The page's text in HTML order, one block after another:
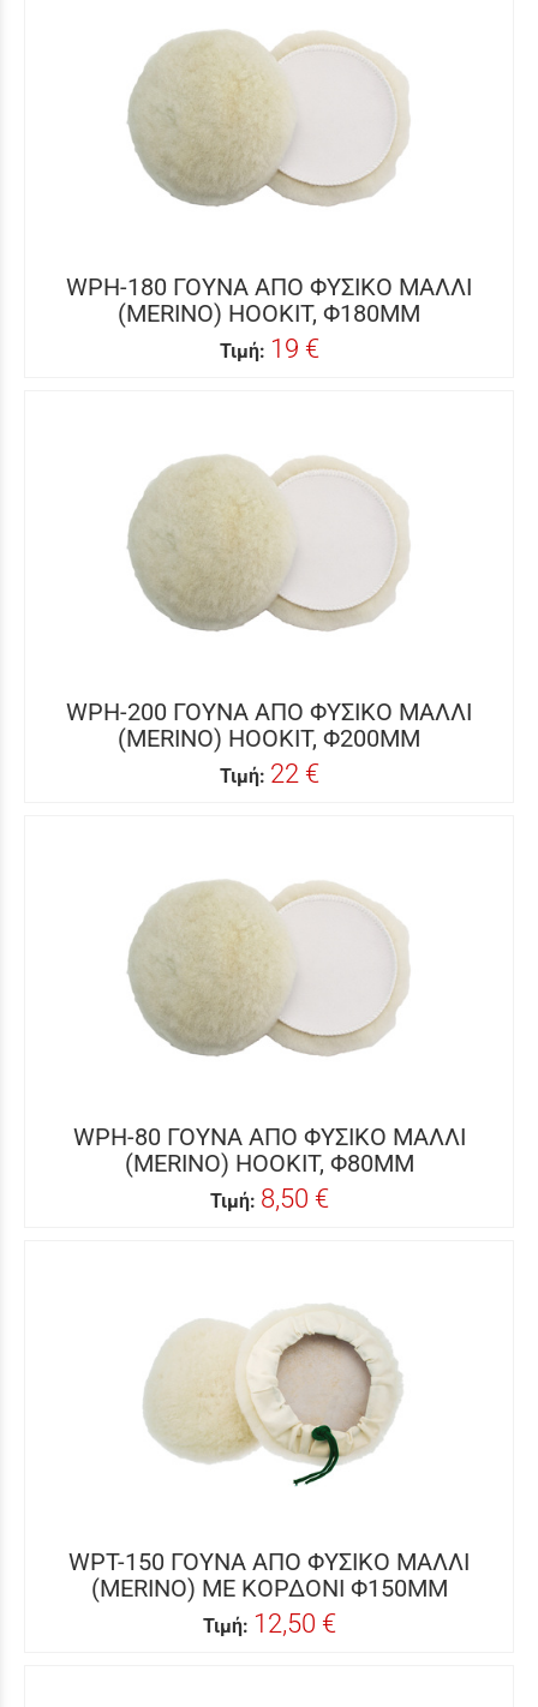
WPH-180 ΓΟΥΝΑ ΑΠΟ ΦΥΣΙΚΟ ΜΑΛΛΙ
(MERINO) HOOKIT, Φ180MM
Τιμή: 19 €
WPH-200 ΓΟΥΝΑ ΑΠΟ ΦΥΣΙΚΟ ΜΑΛΛΙ
(MERINO) HOOKIT, Φ200MM
Τιμή: 22 €
WPH-80 ΓΟΥΝΑ ΑΠΟ ΦΥΣΙΚΟ ΜΑΛΛΙ
(MERINO) HOOKIT, Φ80MM
Τιμή: 8,50 €
WPT-150 ΓΟΥΝΑ ΑΠΟ ΦΥΣΙΚΟ ΜΑΛΛΙ
(MERINO) ΜΕ ΚΟΡΔΟΝΙ Φ150MM
Τιμή: 12,50 €